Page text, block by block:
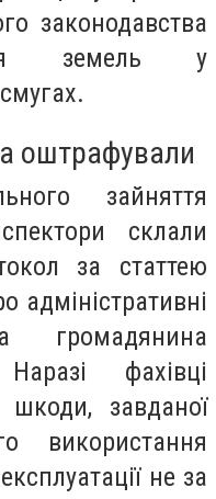
законодавства
земель у
оштрафували
зайняття
склали
за статтею
адміністративні
громадянина
фахівці
шкоди, завданої
використання
не за